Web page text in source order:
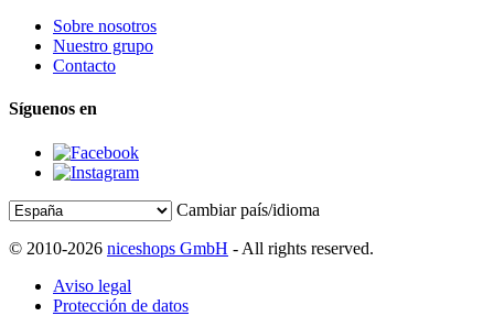
Sobre nosotros
Nuestro grupo
Contacto
Síguenos en
Cambiar país/idioma
© 2010-2026 niceshops GmbH - All rights reserved.
Aviso legal
Protección de datos